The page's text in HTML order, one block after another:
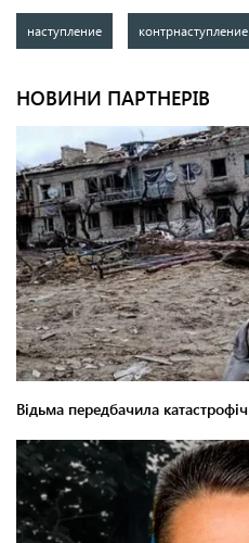
наступление контрнаступление